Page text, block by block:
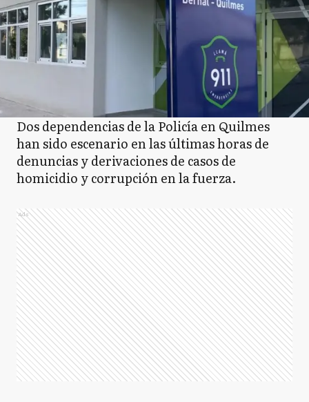
Dos dependencias de la Policía en Quilmes
han sido escenario en las últimas horas de
denuncias y derivaciones de casos de
homicidio y corrupción en la fuerza.
Ads